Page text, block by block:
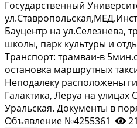
Гocудapcтвенный
Бауцентр на ул.Селезнева,
школы, парк культуры и
Транспорт: трамваи-в
остановка маршрутных
Неподалеку расположены
Галактика, Леруа на улицах
Уральская. Документы в
Объявление №4255361